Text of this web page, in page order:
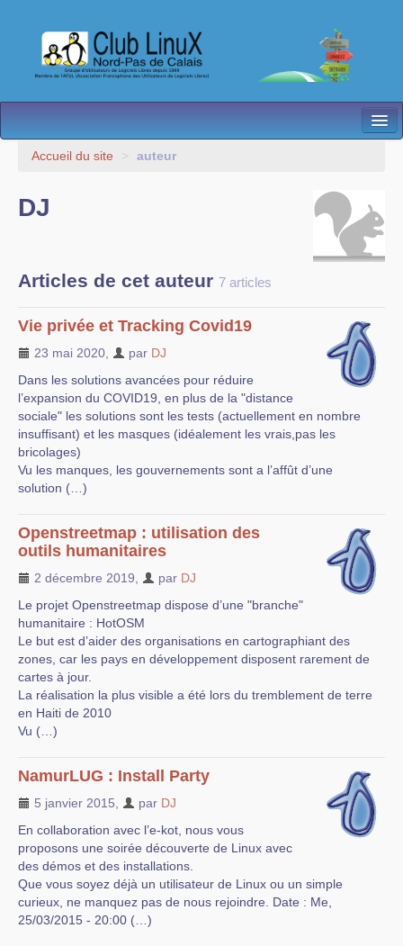
L’Association
Espace membres
Accueil du site > auteur
DJ
Articles de cet auteur 7 articles
Vie privée et Tracking Covid19
23 mai 2020 par DJ
Dans les solutions avancées pour réduire
l’expansion du COVID19, en plus de la "distance
sociale" les solutions sont les tests (actuellement en nombre
insuffisant) et les masques (idéalement les vrais,pas les
bricolages)
Vu les manques, les gouvernements sont a l’affût d’une
solution (…)
Openstreetmap : utilisation des
outils humanitaires
2 décembre 2019 par DJ
Le projet Openstreetmap dispose d’une "branche"
humanitaire : HotOSM
Le but est d’aider des organisations en cartographiant des
zones, car les pays en développement disposent rarement de
cartes à jour.
La réalisation la plus visible a été lors du tremblement de terre
en Haiti de 2010
Vu (…)
NamurLUG : Install Party
5 janvier 2015 par DJ
En collaboration avec l’e-kot, nous vous
proposons une soirée découverte de Linux avec
des démos et des installations.
Que vous soyez déjà un utilisateur de Linux ou un simple
curieux, ne manquez pas de nous rejoindre. Date : Me,
25/03/2015 - 20:00 (…)